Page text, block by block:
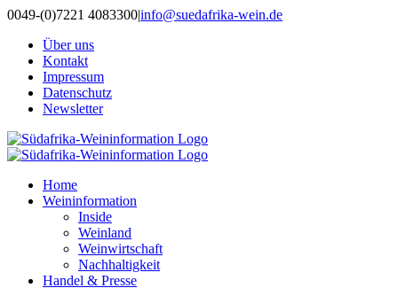
Zum
springen
0049-(0)7221 4083300|info@suedafrika-wein.de
Über uns
Kontakt
Impressum
Datenschutz
Newsletter
Home
Weininformation
Inside
Weinland
Weinwirtschaft
Nachhaltigkeit
Handel & Presse